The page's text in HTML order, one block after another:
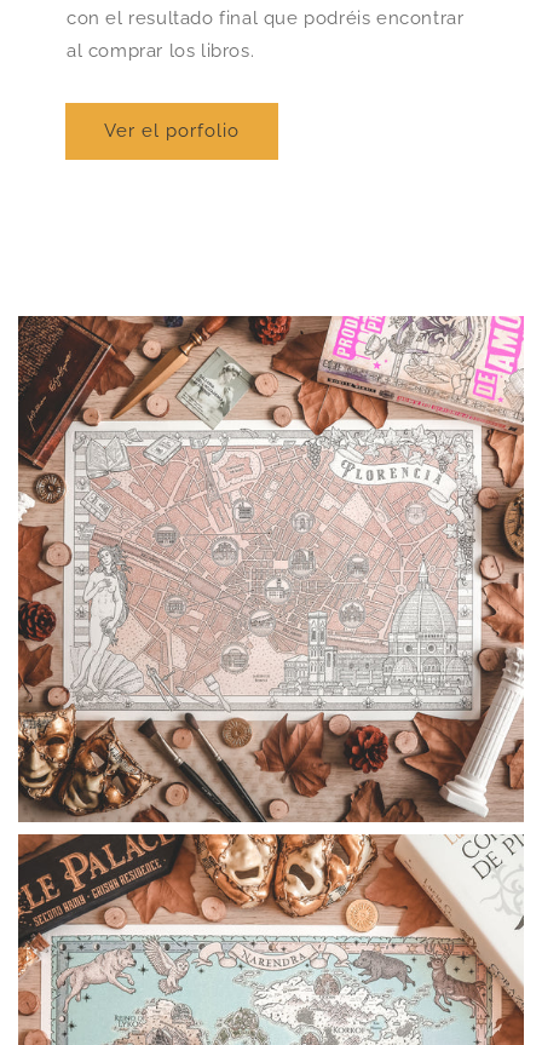
con el resultado final que podréis encontrar
al comprar los libros.
Ver el porfolio